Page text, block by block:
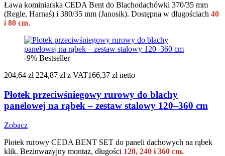
Ława kominiarska CEDA Bent do Blachodachówki 370/35 mm
(Regle, Harnaś) i 380/35 mm (Janosik). Dostępna w długościach 40
i 80 cm.
-9% Bestseller
204,64 zł 224,87 zł z VAT166,37 zł netto
Płotek przeciwśniegowy rurowy do blachy
panelowej na rąbek – zestaw stalowy 120–360 cm
Zobacz
Płotek rurowy CEDA BENT SET do paneli dachowych na rąbek
klik. Bezinwazyjny montaż, długości 120, 240 i 360 cm.